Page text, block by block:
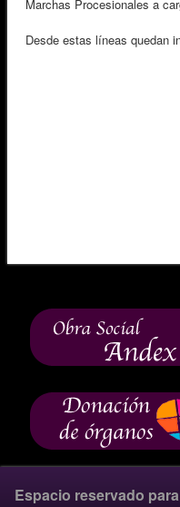
Marchas Procesionales a
Desde estas líneas quedan
Espacio reservado